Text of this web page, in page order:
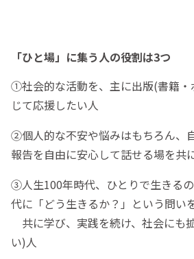
「ひと場」に集う人の役割は3つ
①社会的な活動を、主に出版(書籍・
じて応援したい人
②個人的な不安や悩みはもちろん、
報告を自由に安心して話せる場を共
③人生100年時代、ひとりで生きる
代に「どう生きるか？」という問い
共に学び、実践を続け、社会にも
い)人